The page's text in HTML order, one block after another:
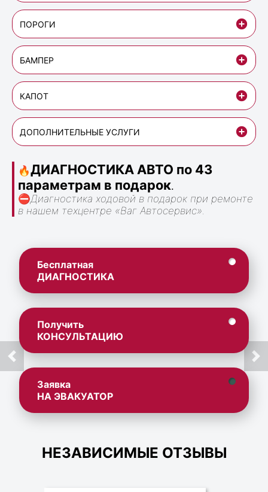
ПОРОГИ
БАМПЕР
КАПОТ
ДОПОЛНИТЕЛЬНЫЕ УСЛУГИ
🔥ДИАГНОСТИКА АВТО по 43
параметрам в подарок.
⛔Диагностика ходовой в подарок при ремонте
в нашем техцентре «Ваг Автосервис».
Бесплатная
ДИАГНОСТИКА
Получить
КОНСУЛЬТАЦИЮ
Заявка
НА ЭВАКУАТОР
НЕЗАВИСИМЫЕ ОТЗЫВЫ